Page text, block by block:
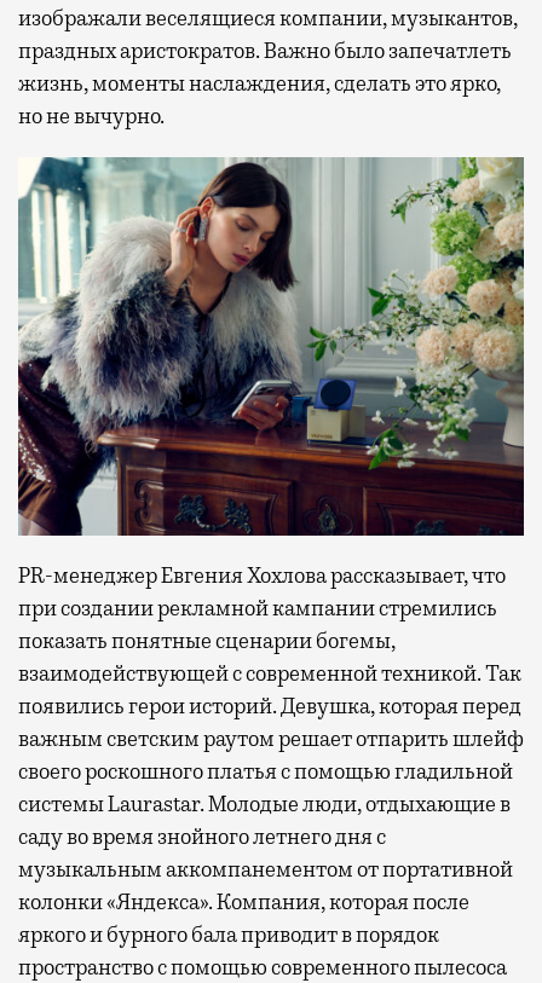
изображали веселящиеся компании, музыкантов,
праздных аристократов. Важно было запечатлеть
жизнь, моменты наслаждения, сделать это ярко,
но не вычурно.
PR-менеджер Евгения Хохлова рассказывает, что
при создании рекламной кампании стремились
показать понятные сценарии богемы,
взаимодействующей с современной техникой. Так
появились герои историй. Девушка, которая перед
важным светским раутом решает отпарить шлейф
своего роскошного платья с помощью гладильной
системы Laurastar. Молодые люди, отдыхающие в
саду во время знойного летнего дня с
музыкальным аккомпанементом от портативной
колонки «Яндекса». Компания, которая после
яркого и бурного бала приводит в порядок
пространство с помощью современного пылесоса